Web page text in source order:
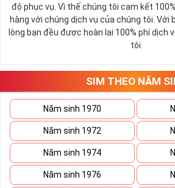
Dương Liễu Mộc: ( 2002, 2003 )
►Tính cách người mệnh Mộc:
Những người thuộc mệnh Mộc thường
tài giao tiếp khéo léo vì thế đi tới đâu,
người yêu mến, quý trọng.
Người mệnh Mộc đại diện cho sức
đầu trong công việc, luôn tràn đầy
Nhưng cũng thường bị người khác
hại, nếu không cẩn thận sẽ dễ rước họa
Tham khảo ngay:
Cập Nhật
độ phục vụ. Vì thế chúng tôi cam kết
hàng với chúng dịch vụ của chúng tôi. Với
lòng bạn đều được hoàn lại 100% phí dịch
tôi.
SIM THEO NĂM
Năm sinh 1970
Năm sinh 1972
Năm sinh 1974
Năm sinh 1976